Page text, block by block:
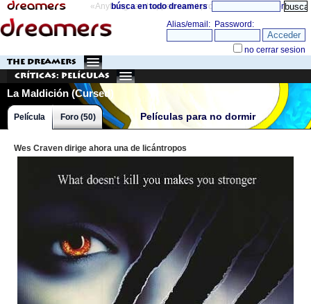
«Anything can happen and it probably will» directorio
búsca en todo dreamers
THE DREAMERS
Críticas: Películas
La Maldición (Cursed)
Películas para no dormir
Película Foro (50)
Wes Craven dirige ahora una de licántropos